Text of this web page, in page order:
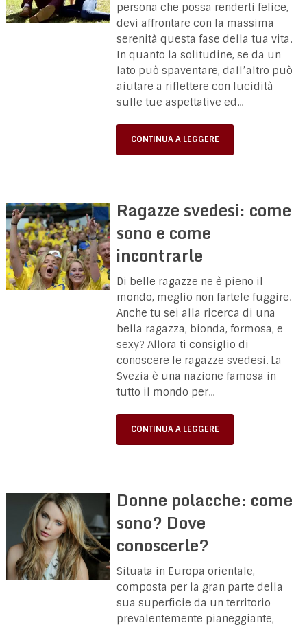
persona che possa renderti felice,
devi affrontare con la massima
serenità questa fase della tua vita.
In quanto la solitudine, se da un
lato può spaventare, dall’altro può
aiutare a riflettere con lucidità
sulle tue aspettative ed...
CONTINUA A LEGGERE
Ragazze svedesi: come
sono e come
incontrarle
Di belle ragazze ne è pieno il
mondo, meglio non fartele fuggire.
Anche tu sei alla ricerca di una
bella ragazza, bionda, formosa, e
sexy? Allora ti consiglio di
conoscere le ragazze svedesi. La
Svezia è una nazione famosa in
tutto il mondo per...
CONTINUA A LEGGERE
Donne polacche: come
sono? Dove
conoscerle?
Situata in Europa orientale,
composta per la gran parte della
sua superficie da un territorio
prevalentemente pianeggiante,